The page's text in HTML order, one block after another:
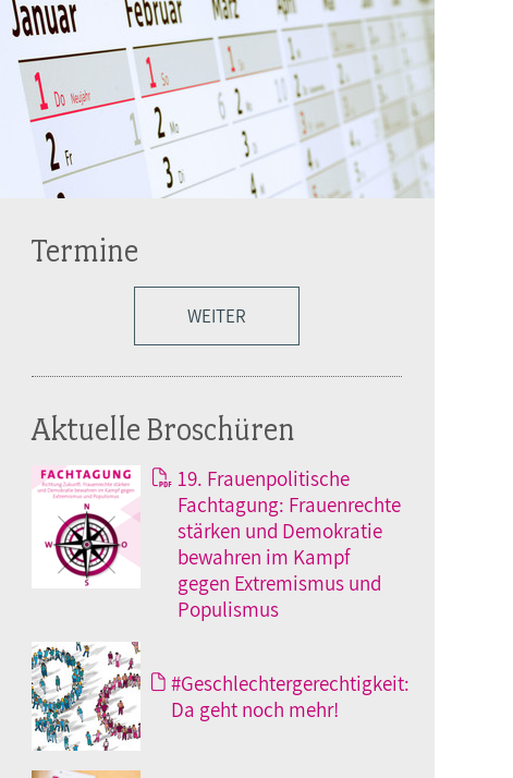
Termine
WEITER
Aktuelle Broschüren
19. Frauenpolitische
Fachtagung: Frauenrechte
stärken und Demokratie
bewahren im Kampf
gegen Extremismus und
Populismus
#Geschlechtergerechtigkeit:
Da geht noch mehr!